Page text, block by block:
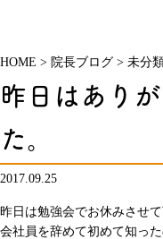
HOME > 院長ブログ > 未分
昨日はあり
た。
2017.09.25
昨日は勉強会でお休みさせ
会社員を辞めて初めて知っ